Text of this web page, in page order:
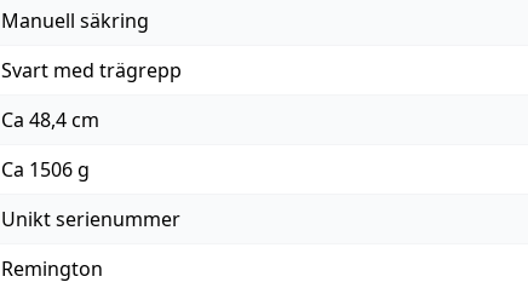
Manuell säkring
Svart med trägrepp
Ca 48,4 cm
Ca 1506 g
Unikt serienummer
Remington